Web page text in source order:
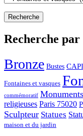
Recherche par
Bronze Bustes
Fontaines et vasques
commémoratif
religieuses Paris 75020
Sculpteur Statues
maison et du jardin